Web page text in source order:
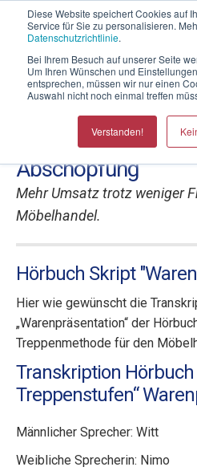
Diese Website speichert Cookies auf
Service für Sie zu personalisieren.
Datenschutzrichtlinie.
Bei Ihrem Besuch auf unserer Seite
Um Ihren Wünschen und
entsprechen, müssen wir nur einen
Auswahl nicht noch einmal treffen
Verstanden!
Telefontermin
Möbelhäuser
Abschöpfung
Mehr Umsatz trotz weniger
Möbelhandel.
Hörbuch Skript
Hier wie gewünscht die
„Warenpräsentation“ der
Treppenmethode für den
Transkription Hörbuch
Treppenstufen“
Männlicher Sprecher: Witt
Weibliche Sprecherin: Nimo